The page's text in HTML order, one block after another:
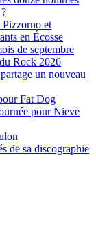
et
en Écosse
de septembre
Rock 2026
un nouveau
Fat Dog
pour Nieve
de sa discographie